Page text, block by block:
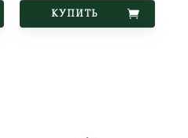
КУПИТЬ